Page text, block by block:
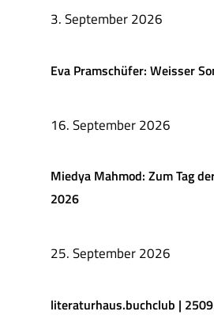
3. September 2026
Eva Pramschüfer: Weisser
16. September 2026
Miedya Mahmod: Zum Tag
2026
25. September 2026
literaturhaus.buchclub |